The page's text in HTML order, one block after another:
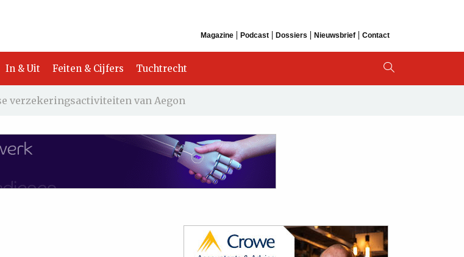
Magazine Podcast Dossiers Nieuwsbrief Contact
In & Uit Feiten & Cijfers Tuchtrecht
verzekeringsactiviteiten van Aegon